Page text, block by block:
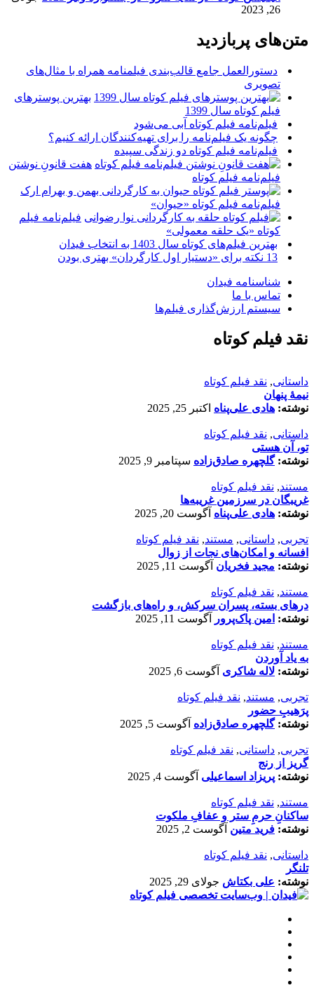
26, 2023
متن‌های پربازدید
دستورالعمل جامع قالب‌بندی فیلمنامه همراه با مثال‌های
تصویری
بهترین پوسترهای
فیلم کوتاه سال 1399
فیلم‌نامه فیلم کوتاه آبی می‌شود
چگونه یک فیلم‌نامه را برای تهیه‌کنندگان ارائه کنیم؟
فیلم‌نامه فیلم کوتاه دو زندگی سپیده
هفت قانونِ نوشتن
فیلم‌نامه فیلم کوتاه
فیلم‌نامه فیلم کوتاه «حیوان»
فیلم‌نامه فیلم
کوتاه «یک حلقه معمولی»
بهترین فیلم‌های کوتاه سال 1403 به انتخاب فیدان
13 نکته برای «دستیار اول کارگردان» بهتری بودن
شناسنامه فیدان
تماس با ما
سیستم ارزش‌گذاری فیلم‌ها
نقد فیلم کوتاه
داستانی, نقد فیلم کوتاه
نیمۀ پنهان
نوشته: هادی علی‌پناه اکتبر 25, 2025
داستانی, نقد فیلم کوتاه
تو، آن هستی
نوشته:گلچهره صادق‌زاده سپتامبر 9, 2025
مستند, نقد فیلم کوتاه
غریبگان در سرزمین غریبه‌ها
نوشته: هادی علی‌پناه آگوست 20, 2025
تجربی, داستانی, مستند, نقد فیلم کوتاه
افسانه‌ و امکان‌های نجات از زوال
نوشته: مجید فخریان آگوست 11, 2025
مستند, نقد فیلم کوتاه
درهای بسته، پسران سرکش، و راه‌های بازگشت
نوشته: امین پاک‌پرور آگوست 11, 2025
مستند, نقد فیلم کوتاه
به یاد آوردن
نوشته: لاله شاکری آگوست 6, 2025
تجربی, مستند, نقد فیلم کوتاه
پرَهیب‌ِ حضور
نوشته:گلچهره صادق‌زاده آگوست 5, 2025
تجربی, داستانی, نقد فیلم کوتاه
گریز از رنج
نوشته: پریزاد اسماعیلی آگوست 4, 2025
مستند, نقد فیلم کوتاه
ساکنانِ حرمِ ستر و عفافِ ملکوت
نوشته: فرید متین آگوست 2, 2025
داستانی, نقد فیلم کوتاه
تلنگر
نوشته: علی بکتاش جولای 29, 2025